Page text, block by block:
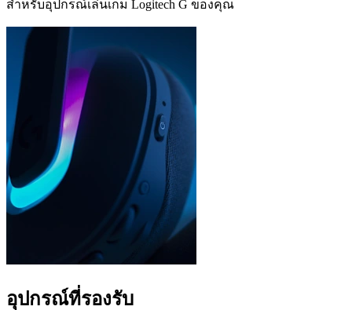
สำหรับอุปกรณ์เล่นเกม Logitech G ของคุณ
อุปกรณ์ที่รองรับ